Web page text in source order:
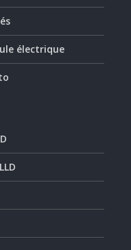
électrique